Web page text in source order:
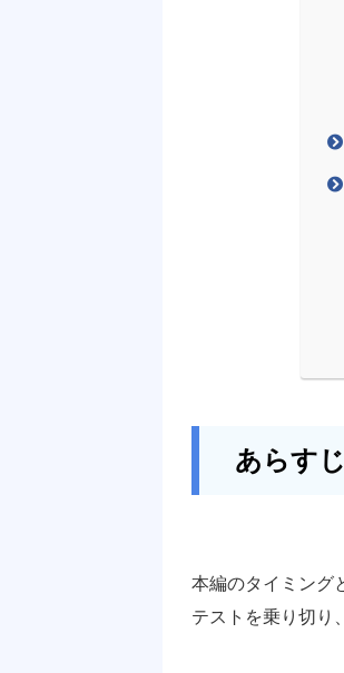
あらす
本編のタイミング
テストを乗り切り